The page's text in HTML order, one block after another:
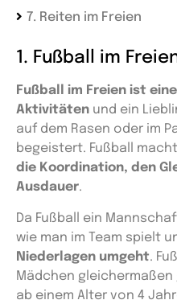
7. Reiten im Freien
1. Fußball im
Fußball im Freien ist
Aktivitäten und ein
auf dem Rasen oder im
begeistert. Fußball
die Koordination, den
Ausdauer.
Da Fußball ein
wie man im Team spielt
Niederlagen umgeht.
Mädchen
ab einem Alter von 4